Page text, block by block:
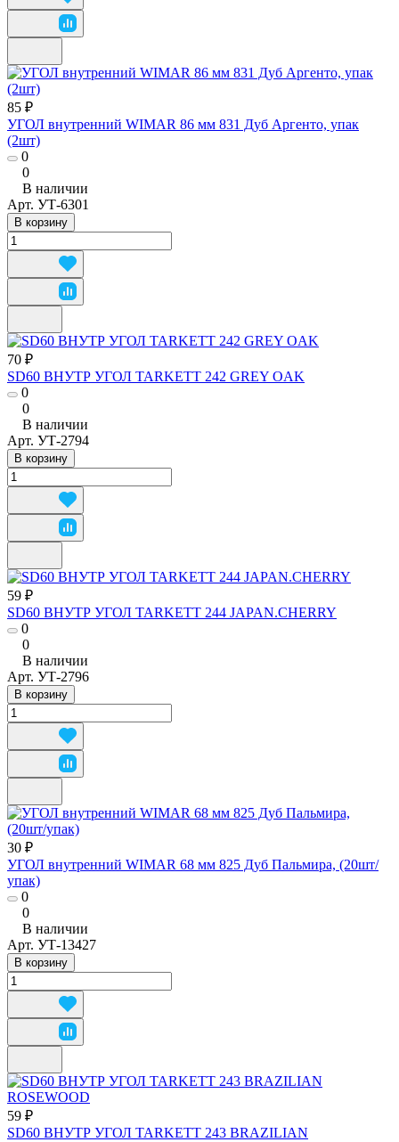
85 ₽
УГОЛ внутренний WIMAR 86 мм 831 Дуб Аргенто, упак
(2шт)
0
0
В наличии
Арт. УТ-6301
В корзину
70 ₽
SD60 ВНУТР УГОЛ ТАRKETT 242 GREY OAK
0
0
В наличии
Арт. УТ-2794
В корзину
59 ₽
SD60 ВНУТР УГОЛ ТАRKETT 244 JAPAN.CHERRY
0
0
В наличии
Арт. УТ-2796
В корзину
30 ₽
УГОЛ внутренний WIMAR 68 мм 825 Дуб Пальмира, (20шт/
упак)
0
0
В наличии
Арт. УТ-13427
В корзину
59 ₽
SD60 ВНУТР УГОЛ ТАRKETT 243 BRAZILIAN